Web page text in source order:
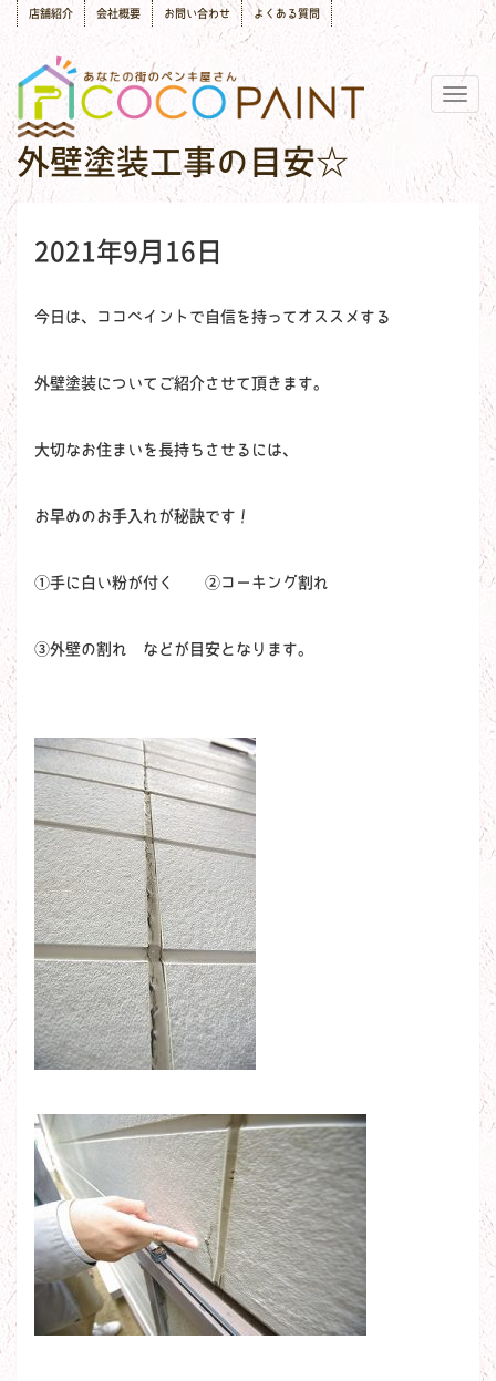
店舗紹介 会社概要 お問い合わせ よくある質問
外壁塗装工事の目安☆
2021年9月16日
今日は、ココペイントで自信を持ってオススメする
外壁塗装についてご紹介させて頂きます。
大切なお住まいを長持ちさせるには、
お早めのお手入れが秘訣です！
①手に白い粉が付く ②コーキング割れ
③外壁の割れ などが目安となります。